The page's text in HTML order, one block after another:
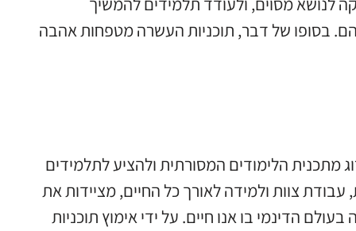
בסופו של דבר, תוכניות העשרה מטפחות אהבה
הלימודים המסורתית ולהציע לתלמידים
עבודת צוות ולמידה לאורך כל החיים, מציידות את
הדינמי בו אנו חיים. על ידי אימוץ תוכניות